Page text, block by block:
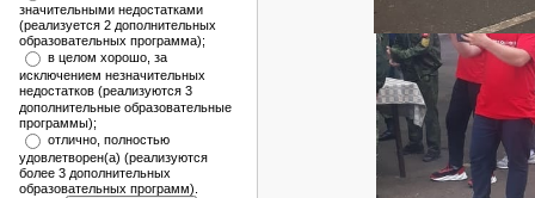
значительными недостатками
(реализуется 2 дополнительных
образовательных программа);
в целом хорошо, за
исключением незначительных
недостатков (реализуются 3
дополнительные образовательные
программы);
отлично, полностью
удовлетворен(а) (реализуются
более 3 дополнительных
образовательных программ).